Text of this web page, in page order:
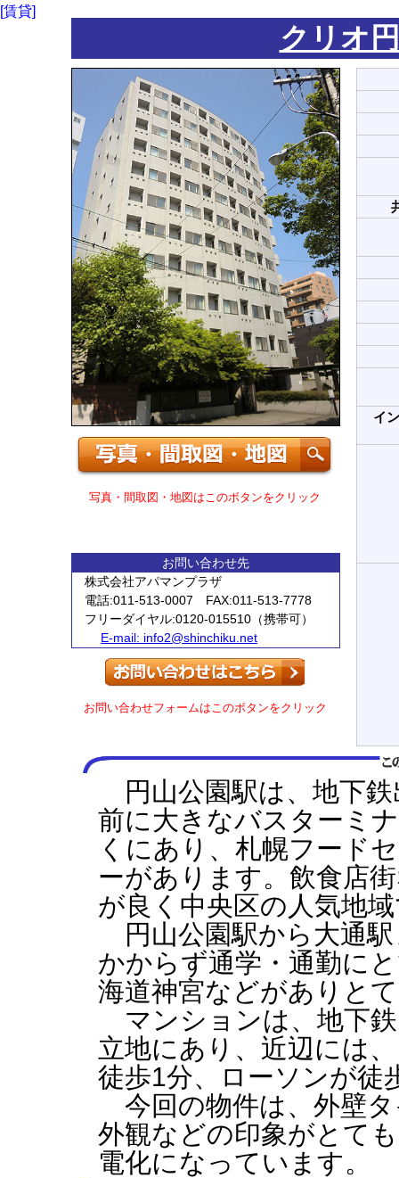
[賃貸]
クリオ
写真・間取図・地図はこのボタンをクリック
お問い合わせ先
株式会社アパマンプラザ
電話:011-513-0007 FAX:011-513-7778
フリーダイヤル:0120-015510（携帯可）
E-mail: info2@shinchiku.net
お問い合わせフォームはこのボタンをクリック
イ
円山公園駅は、地下
前に大きなバスターミ
くにあり、札幌フード
ーがあります。飲食店
が良く中央区の
円山公園駅から大通
かからず通学・通勤に
海道神宮などがありと
マンションは、地下
立地にあり、近辺には
徒歩1分、ローソンが徒
今回の物件は、外壁
外観などの印象がとて
電化になっています。